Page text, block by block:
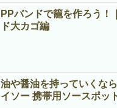
PPバンドで籠を作ろう！
ド大カゴ編
油や醤油を持っていくな
イソー 携帯用ソースポッ